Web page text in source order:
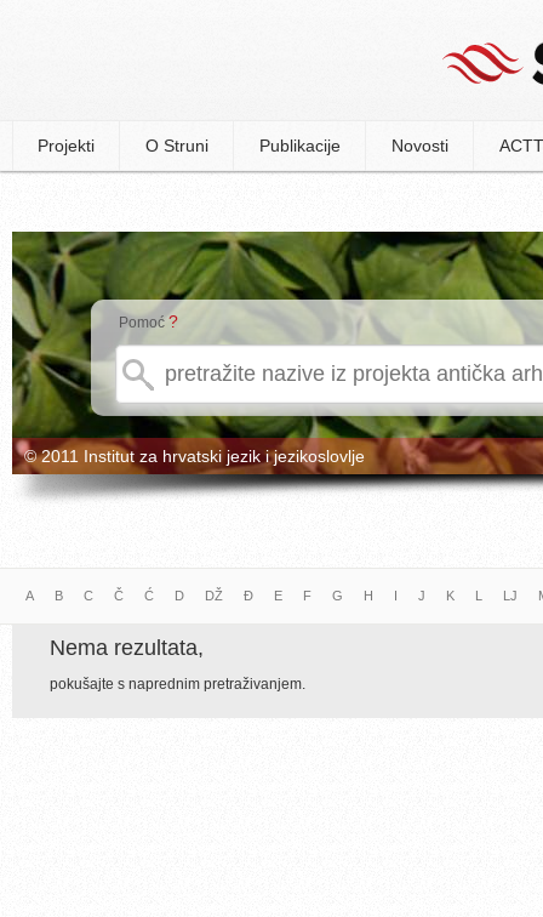
Projekti O Struni Publikacije Novosti
Pomoć ?
© 2011 Institut za hrvatski jezik i jezikoslovlje
A B C Č Ć D DŽ Đ E F G H I J K L LJ
Nema rezultata,
pokušajte s naprednim pretraživanjem.